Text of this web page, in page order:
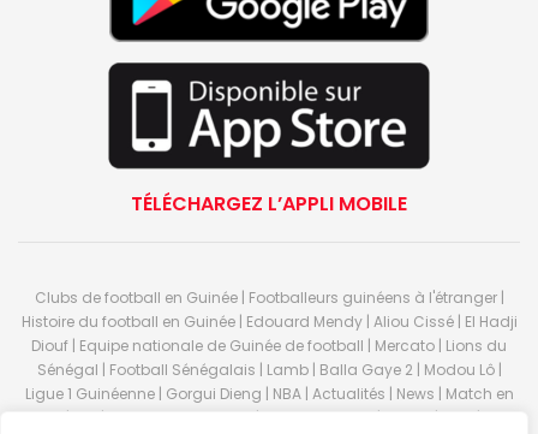
TÉLÉCHARGEZ L’APPLI MOBILE
Clubs de football en Guinée | Footballeurs guinéens à l'étranger |
Histoire du football en Guinée | Edouard Mendy | Aliou Cissé | El Hadji
Diouf | Equipe nationale de Guinée de football | Mercato | Lions du
Sénégal | Football Sénégalais | Lamb | Balla Gaye 2 | Modou Lô |
Ligue 1 Guinéenne | Gorgui Dieng | NBA | Actualités | News | Match en
direct | But | Actualité au Guinée | Premier League | Ligue 1 | Liga | Serie